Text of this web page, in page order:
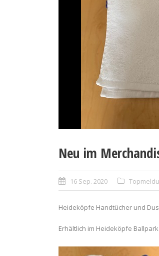
Neu im
16 Sep. 2020
Heideköpfe Handtücher und
Erhältlich im Heideköpfe